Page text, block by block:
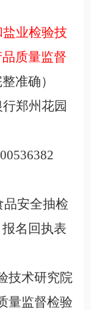
业检验技
质量监督
准确）
郑州花园
品安全抽检
名回执表
技术研究院
量监督检验